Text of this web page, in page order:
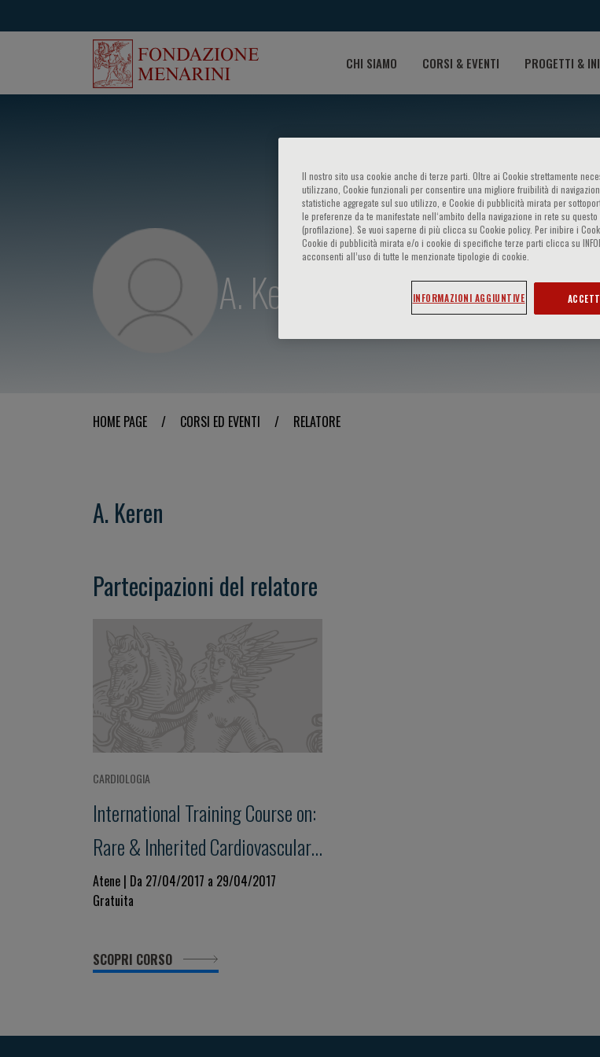
CHI SIAMO CORSI & EVENTI PROGETTI &
A. Keren
HOME PAGE / CORSI ED EVENTI / RELATORE
A. Keren
Partecipazioni del relatore
CARDIOLOGIA
International Training Course on:
Rare & Inherited Cardiovascular
Disease
Atene | Da 27/04/2017 a 29/04/2017
Gratuita
SCOPRI CORSO
Il nostro sito usa cookie anche di terze parti. Oltre ai Cookie strettamente
utilizzano, Cookie funzionali per consentire una migliore fruibilità di
statistiche aggregate sul suo utilizzo, e Cookie di pubblicità mirata per
le preferenze da te manifestate nell‘ambito della navigazione in rete su
(profilazione). Se vuoi saperne di più clicca su Cookie policy. Per inibire i
Cookie di pubblicità mirata e/o i cookie di specifiche terze parti clicca su
acconsenti all’uso di tutte le menzionate tipologie di cookie.
INFORMAZIONI AGGIUNTIVE